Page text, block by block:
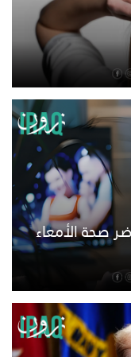
صحة الأمعاء